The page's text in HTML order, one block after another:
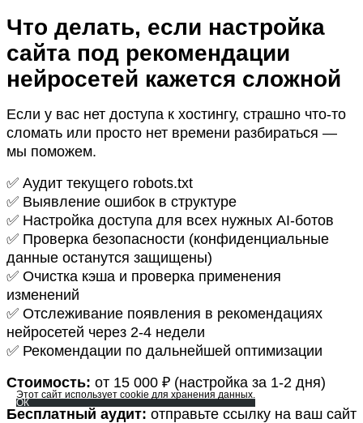
Что делать, если настройка
сайта под рекомендации
нейросетей кажется сложной
Если у вас нет доступа к хостингу, страшно что-то
сломать или просто нет времени разбираться —
мы поможем.
✅ Аудит текущего robots.txt
✅ Выявление ошибок в структуре
✅ Настройка доступа для всех нужных AI-ботов
✅ Проверка безопасности (конфиденциальные
данные останутся защищены)
✅ Очистка кэша и проверка применения
изменений
✅ Отслеживание появления в рекомендациях
нейросетей через 2-4 недели
✅ Рекомендации по дальнейшей оптимизации
Стоимость: от 15 000 ₽ (настройка за 1-2 дня)
Бесплатный аудит: отправьте ссылку на ваш сайт
Этот сайт использует cookie для хранения данных.
ОК